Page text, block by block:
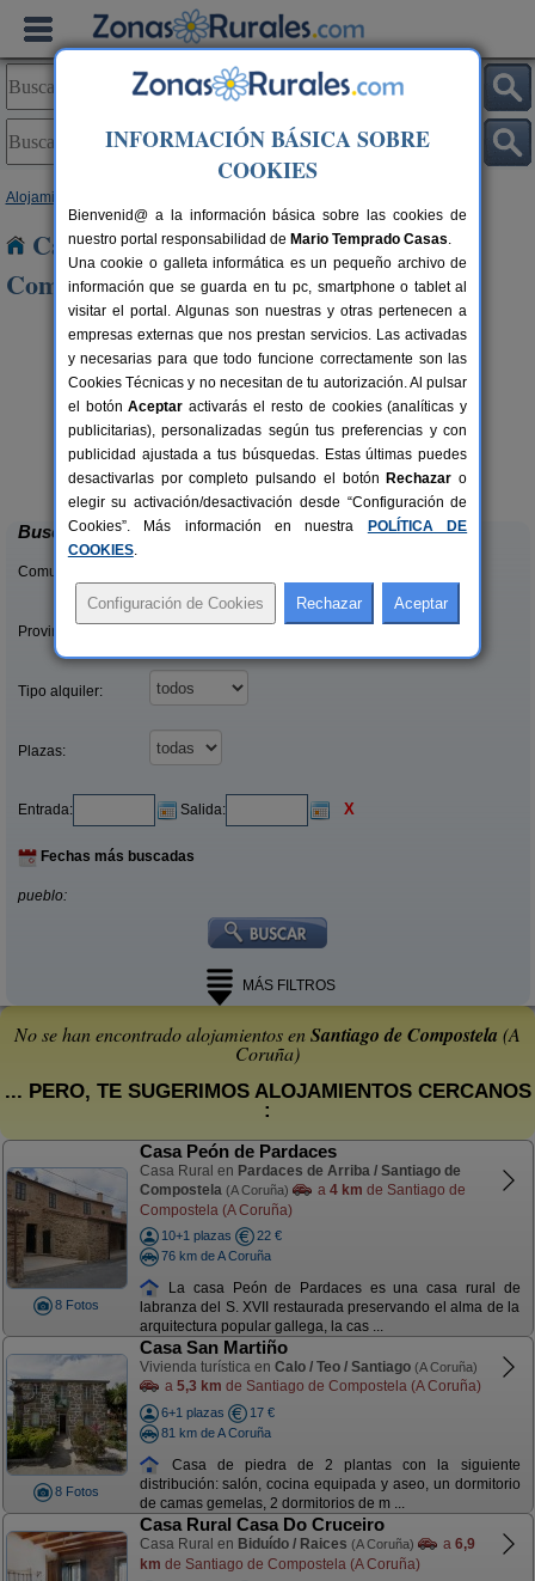
Alojamientos
Casas Rurales cerca de Santiago de
Compostela
4 pers.
desde36 €
Apartamentos Gallaecia
Val do Dubra (A Coruña)
Buscar
Comunidades:
Provincias/Islas:
Tipo alquiler:
Plazas:
Entrada: Salida: X
Fechas más buscadas
pueblo:
MÁS FILTROS
No se han encontrado alojamientos enSantiago de Compostela (A
Coruña)
... PERO, TE SUGERIMOS ALOJAMIENTOS CERCANOS
:
8 Fotos
Casa Peón de Pardaces
Casa Rural en Pardaces de Arriba / Santiago de
Compostela (A Coruña) a 4 km de Santiago de
Compostela (A Coruña)
10+1 plazas
22 €
76 km de A Coruña
La casa Peón de Pardaces es una casa rural de
labranza del S. XVII restaurada preservando el alma de la
arquitectura popular gallega, la cas ...
8 Fotos
Casa San Martiño
Vivienda turística en Calo / Teo / Santiago (A Coruña)
a 5,3 km de Santiago de Compostela (A Coruña)
6+1 plazas
17 €
81 km de A Coruña
Casa de piedra de 2 plantas con la siguiente
distribución: salón, cocina equipada y aseo, un dormitorio
de camas gemelas, 2 dormitorios de m ...
Casa Rural Casa Do Cruceiro
Casa Rural en Biduído / Raices (A Coruña) a 6,9
km de Santiago de Compostela (A Coruña)
INFORMACIÓN BÁSICA SOBRE
COOKIES
Bienvenid@ a la información básica sobre las cookies de
nuestro portal responsabilidad de Mario Temprado Casas.
Una cookie o galleta informática es un pequeño archivo de
información que se guarda en tu pc, smartphone o tablet al
visitar el portal. Algunas son nuestras y otras pertenecen a
empresas externas que nos prestan servicios. Las activadas
y necesarias para que todo funcione correctamente son las
Cookies Técnicas y no necesitan de tu autorización. Al pulsar
el botónAceptar activarás el resto de cookies (analíticas y
publicitarias), personalizadas según tus preferencias y con
publicidad ajustada a tus búsquedas. Estas últimas puedes
desactivarlas por completo pulsando el botón Rechazar o
elegir su activación/desactivación desde “Configuración de
Cookies”. Más información en nuestra
POLÍTICA DE
COOKIES.